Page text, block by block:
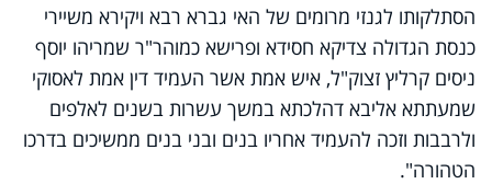
הסתלקותו לגנזי מרומים של האי גברא רבא ויקירא משיירי
כנסת הגדולה צדיקא חסידא ופרישא כמוהר"ר שמריהו יוסף
ניסים קרליץ זצוק"ל, איש אמת אשר העמיד דין אמת לאסוקי
שמעתתא אליבא דהלכתא במשך עשרות בשנים לאלפים
ולרבבות וזכה להעמיד אחריו בנים ובני בנים ממשיכים בדרכו
הטהורה".